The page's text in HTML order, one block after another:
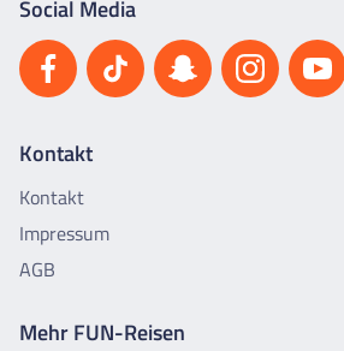
Social Media
Kontakt
Kontakt
Impressum
AGB
Mehr FUN-Reisen